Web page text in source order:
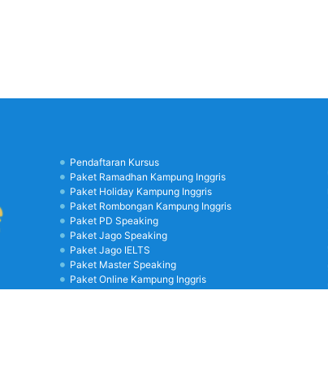
Pendaftaran Kursus
Paket Ramadhan Kampung Inggris
Paket Holiday Kampung Inggris
Paket Rombongan Kampung Inggris
Paket PD Speaking
Paket Jago Speaking
Paket Jago IELTS
Paket Master Speaking
Paket Online Kampung Inggris
Blog